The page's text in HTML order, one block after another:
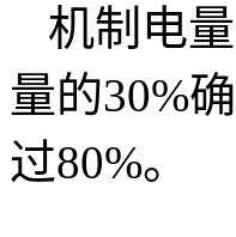
机制电
量的30%
过80%。